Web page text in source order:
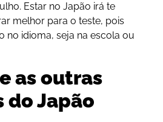
Estar no Japão irá te
melhor para o teste, pois
no idioma, seja na escola ou
as outras
do Japão